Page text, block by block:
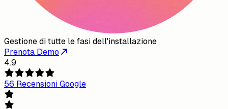
Gestione di tutte le fasi dell'installazione
Prenota Demo
4.9
56 Recensioni Google